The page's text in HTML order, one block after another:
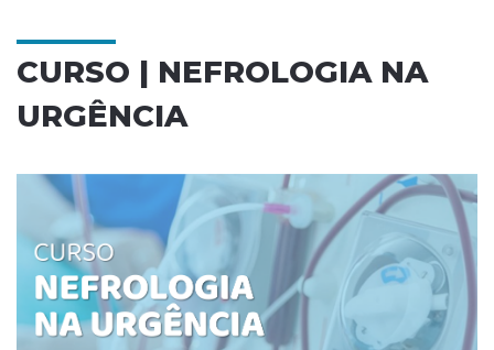
CURSO | NEFROLOGIA NA
URGÊNCIA